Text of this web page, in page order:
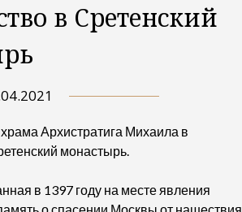
в Сретенский
Архистратига Михаила в
монастырь.
в 1397 году на месте явления